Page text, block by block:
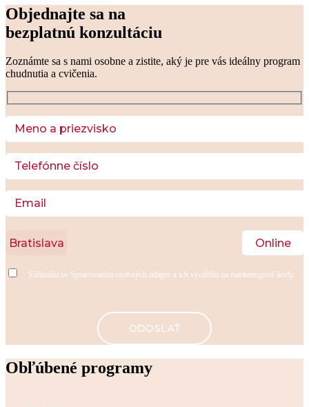
Objednajte sa na
bezplatnú konzultáciu
Zoznámte sa s nami osobne a zistite, aký je pre vás ideálny program
chudnutia a cvičenia.
Bratislava Online
Súhlasím so Spracovaním osobných údajov a ich využitím na marketingové účely.
Obľúbené programy